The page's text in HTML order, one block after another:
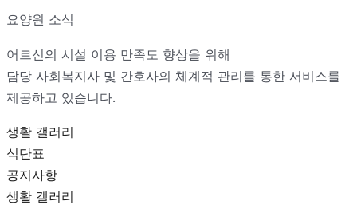
요양원 소식
어르신의 시설 이용 만족도 향상을 위해
담당 사회복지사 및 간호사의 체계적 관리를 통한 서비스를
제공하고 있습니다.
생활 갤러리
식단표
공지사항
생활 갤러리